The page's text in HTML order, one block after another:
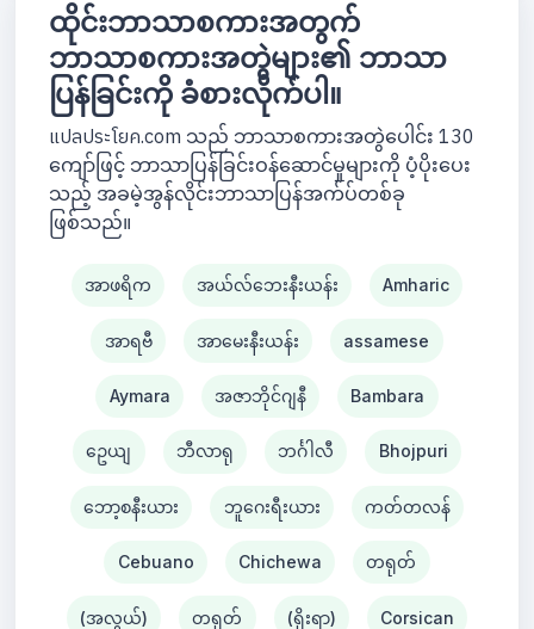
ထိုင်းဘာသာစကားအတွက်
ဘာသာစကားအတွဲများ၏ ဘာသာ
ပြန်ခြင်းကို ခံစားလိုက်ပါ။
แปลประโยค.com သည် ဘာသာစကားအတွဲပေါင်း 130
ကျော်ဖြင့် ဘာသာပြန်ခြင်းဝန်ဆောင်မှုများကို ပံ့ပိုးပေး
သည့် အခမဲ့အွန်လိုင်းဘာသာပြန်အက်ပ်တစ်ခု
ဖြစ်သည်။
အာဖရိက အယ်လ်ဘေးနီးယန်း Amharic
အာရဗီ အာမေးနီးယန်း assamese
Aymara အဇာဘိုင်ဂျနီ Bambara
ဥေယျ ဘီလာရု ဘင်္ဂါလီ Bhojpuri
ဘော့စနီးယား ဘူဂေးရီးယား ကတ်တလန်
Cebuano Chichewa တရုတ်
(အလွယ်) တရုတ် (ရိုးရာ) Corsican